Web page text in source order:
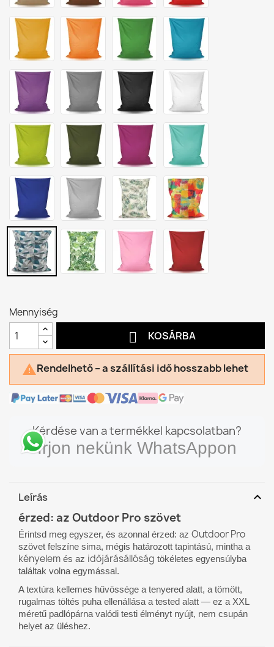
Mennyiség
 KOSÁRBA
Rendelhető – a szállítási idő hosszabb lehet
Kérdése van a termékkel kapcsolatban?
Írjon nekünk WhatsAppon
Leírás expand_more
érzed: az Outdoor Pro szövet
Érintsd meg egyszer, és azonnal érzed: az Outdoor Pro
szövet felszíne sima, mégis határozott tapintású, mintha a
kényelem és az időjárásállóság tökéletes egyensúlyba
találtak volna egymással.
A textúra kellemes hűvössége a tenyered alatt, a tömött,
rugalmas töltés puha ellenállása a tested alatt — ez a XXL
méretű padlópárna valódi testi élményt nyújt, nem csupán
helyet az üléshez.